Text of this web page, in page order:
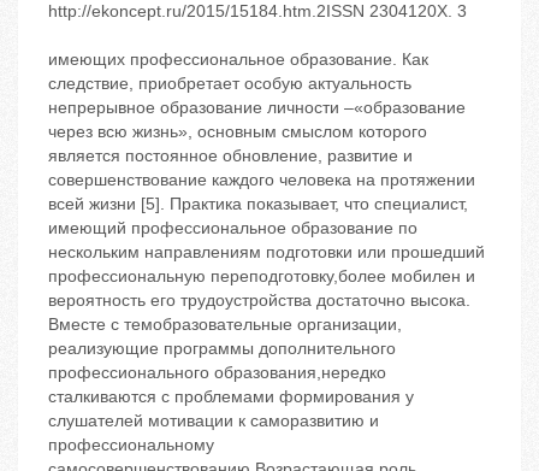
http://ekoncept.ru/2015/15184.htm.2ISSN 2304120X. 3
имеющих профессиональное образование. Как
следствие, приобретает особую актуальность
непрерывное образование личности –«образование
через всю жизнь», основным смыслом которого
является постоянное обновление, развитие и
совершенствование каждого человека на протяжении
всей жизни [5]. Практика показывает, что специалист,
имеющий профессиональное образование по
нескольким направлениям подготовки или прошедший
профессиональную переподготовку,более мобилен и
вероятность его трудоустройства достаточно высока.
Вместе с темобразовательные организации,
реализующие программы дополнительного
профессионального образования,нередко
сталкиваются с проблемами формирования у
слушателей мотивации к саморазвитию и
профессиональному